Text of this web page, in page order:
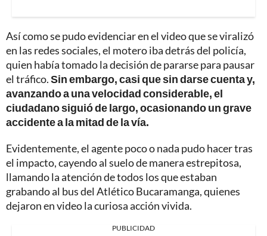
Así como se pudo evidenciar en el video que se viralizó
en las redes sociales, el motero iba detrás del policía,
quien había tomado la decisión de pararse para pausar
el tráfico.Sin embargo, casi que sin darse cuenta y,
avanzando a una velocidad considerable, el
ciudadano siguió de largo, ocasionando un grave
accidente a la mitad de la vía.
Evidentemente, el agente poco o nada pudo hacer tras
el impacto, cayendo al suelo de manera estrepitosa,
llamando la atención de todos los que estaban
grabando al bus del Atlético Bucaramanga, quienes
dejaron en video la curiosa acción vivida.
PUBLICIDAD